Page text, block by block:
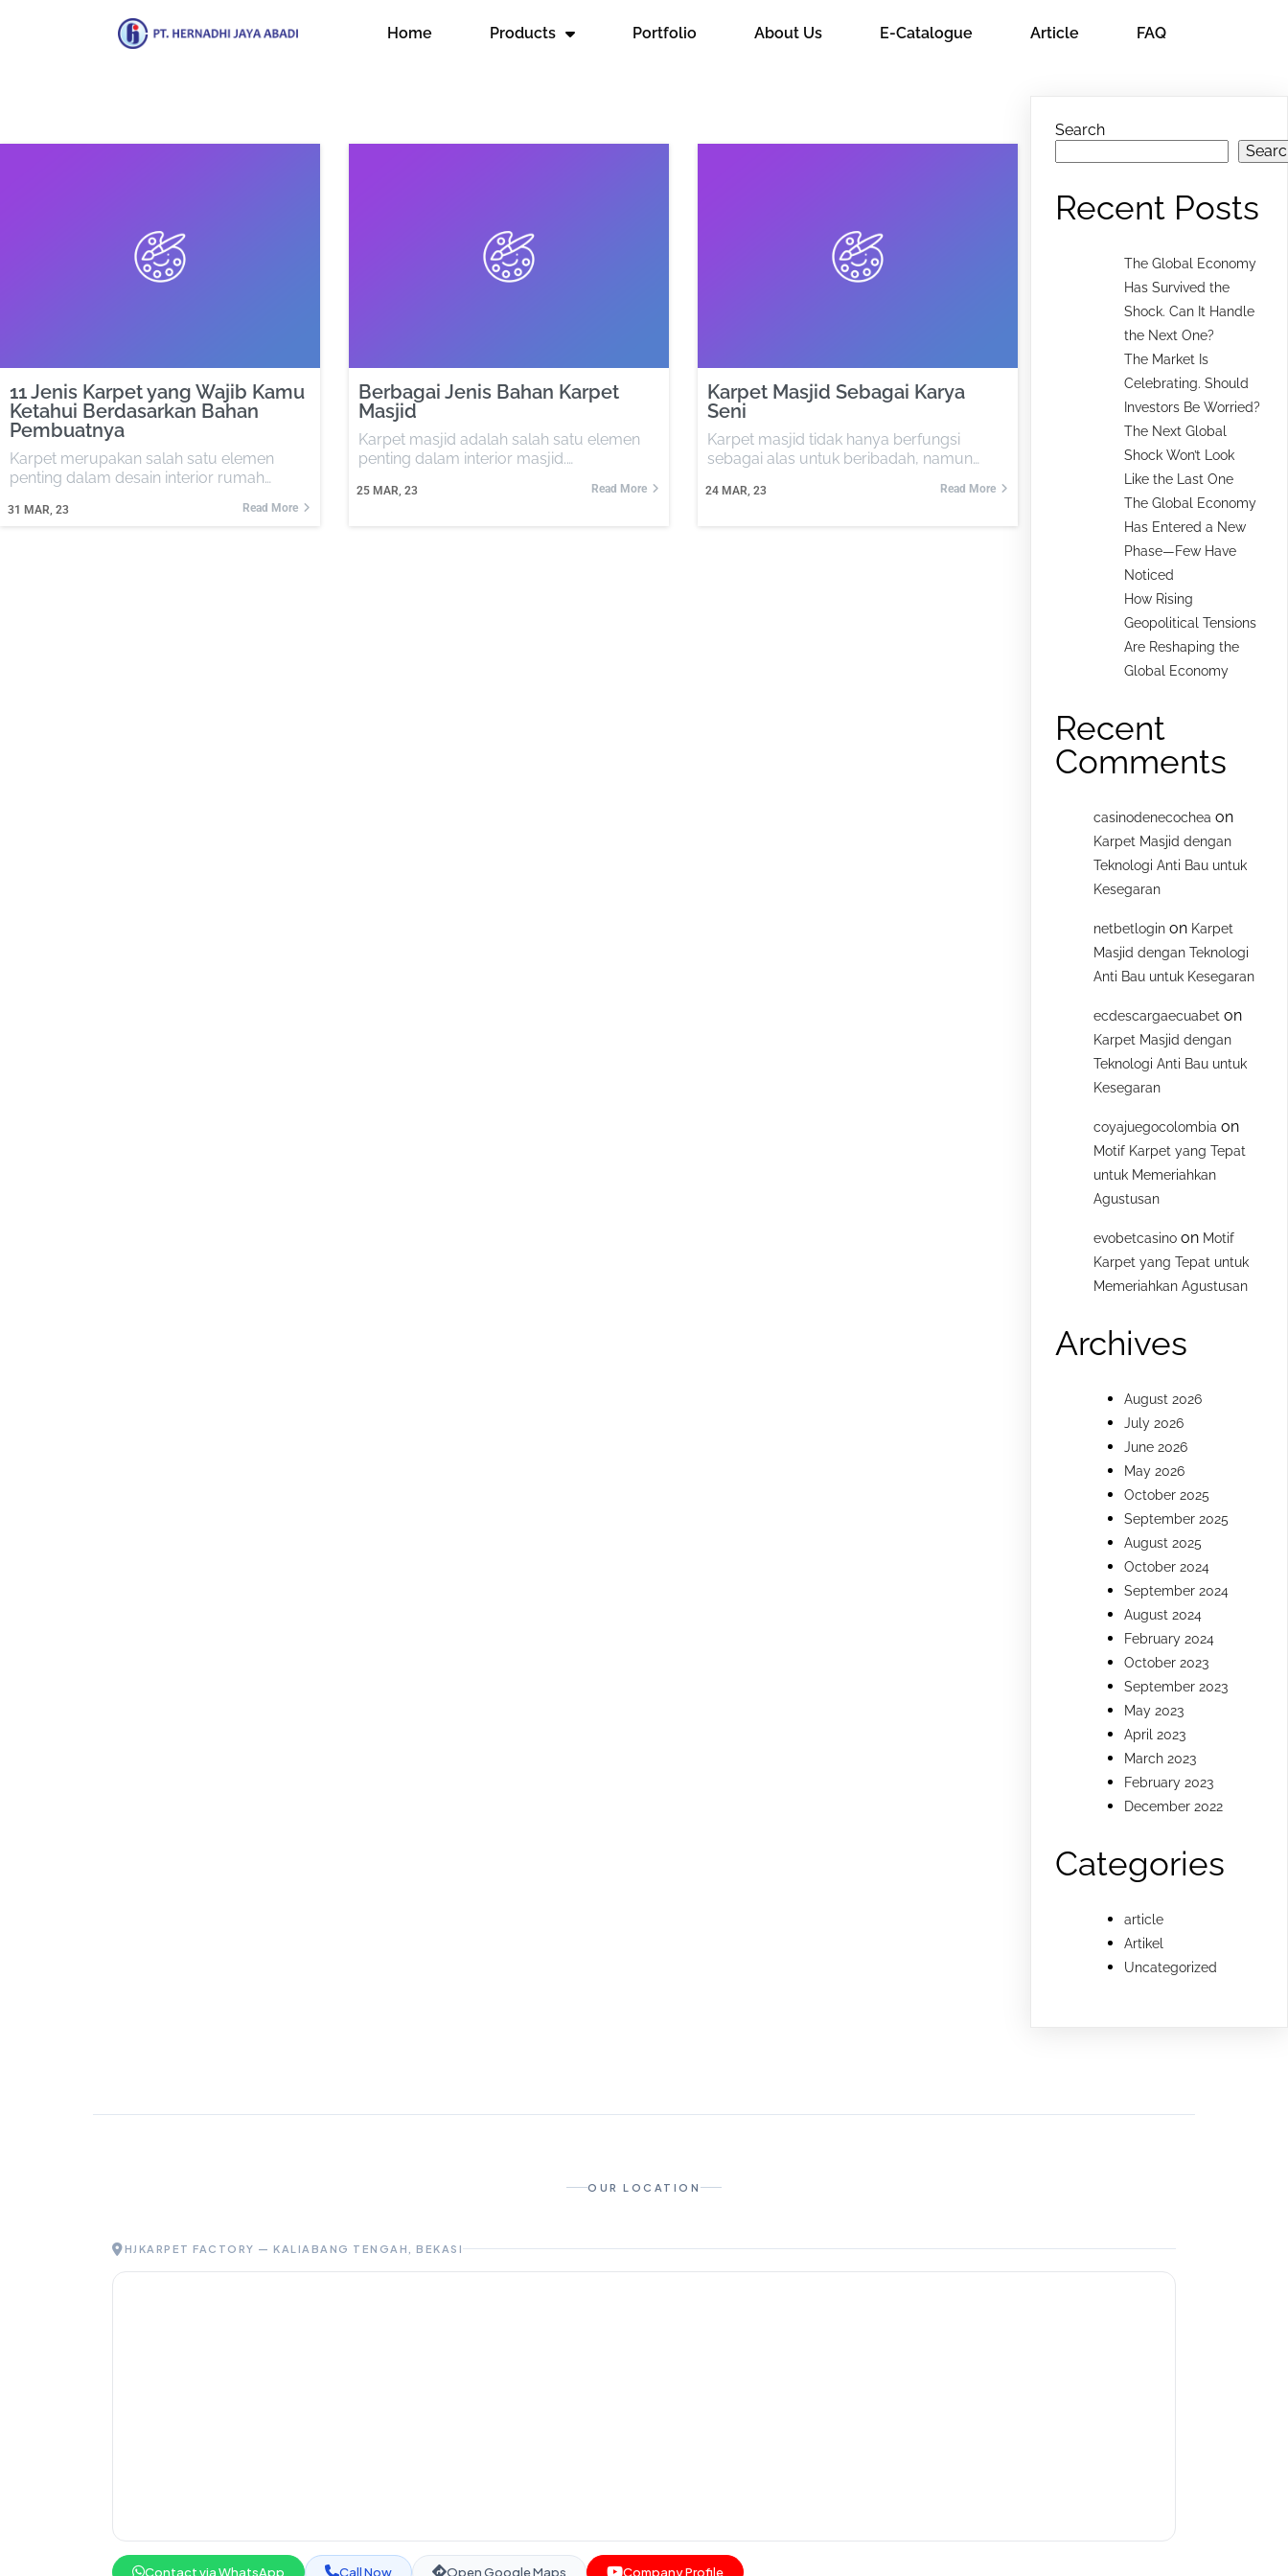
Home Products Portfolio About Us E-Catalogue Article FAQ
11 Jenis Karpet yang Wajib Kamu
Ketahui Berdasarkan Bahan
Pembuatnya
31 MAR, 23
Karpet merupakan salah satu elemen
penting dalam desain interior rumah…
Read More
Berbagai Jenis Bahan Karpet
Masjid
25 MAR, 23
Karpet masjid adalah salah satu elemen
penting dalam interior masjid.…
Read More
Karpet Masjid Sebagai Karya
Seni
24 MAR, 23
Karpet masjid tidak hanya berfungsi
sebagai alas untuk beribadah, namun…
Read More
Search
Recent Posts
The Global Economy
Has Survived the
Shock. Can It Handle
the Next One?
The Market Is
Celebrating. Should
Investors Be Worried?
The Next Global
Shock Won’t Look
Like the Last One
The Global Economy
Has Entered a New
Phase—Few Have
Noticed
How Rising
Geopolitical Tensions
Are Reshaping the
Global Economy
Recent
Comments
casinodenecochea on
Karpet Masjid dengan
Teknologi Anti Bau untuk
Kesegaran
netbetlogin on Karpet
Masjid dengan Teknologi
Anti Bau untuk Kesegaran
ecdescargaecuabet on
Karpet Masjid dengan
Teknologi Anti Bau untuk
Kesegaran
coyajuegocolombia on
Motif Karpet yang Tepat
untuk Memeriahkan
Agustusan
evobetcasino on Motif
Karpet yang Tepat untuk
Memeriahkan Agustusan
Archives
August 2026
July 2026
June 2026
May 2026
October 2025
September 2025
August 2025
October 2024
September 2024
August 2024
February 2024
October 2023
September 2023
May 2023
April 2023
March 2023
February 2023
December 2022
Categories
article
Artikel
Uncategorized
OUR LOCATION
HJKARPET FACTORY — KALIABANG TENGAH, BEKASI
Contact via WhatsApp Call Now Open Google Maps Company Profile